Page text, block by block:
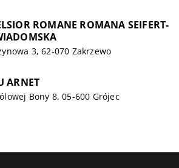
ROMANE ROMANA SEIFERT-
3, 62-070 Zakrzewo
ARNET
Bony 8, 05-600 Grójec